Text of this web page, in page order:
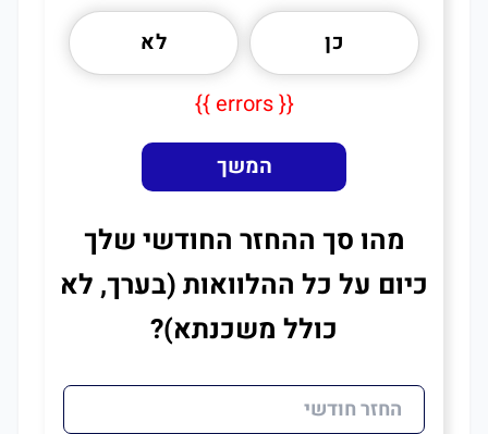
כן לא
{{ errors }}
המשך
מהו סך ההחזר החודשי שלך
כיום על כל ההלוואות (בערך, לא
כולל משכנתא)?